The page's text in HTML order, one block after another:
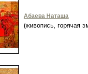
Абаева Наташа
(живопись, горячая